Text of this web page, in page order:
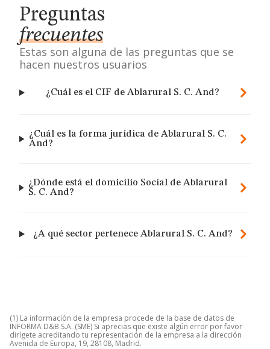
Preguntas
frecuentes
Estas son alguna de las preguntas que se
hacen nuestros usuarios
¿Cuál es el CIF de Ablarural S. C. And?
¿Cuál es la forma jurídica de Ablarural S. C.
And?
¿Dónde está el domicilio Social de Ablarural
S. C. And?
¿A qué sector pertenece Ablarural S. C. And?
(1) La información de la empresa procede de la base de datos de
INFORMA D&B S.A. (SME) Si aprecias que existe algún error por favor
dirígete acreditando tu representación de la empresa a la dirección
Avenida de Europa, 19, 28108, Madrid.